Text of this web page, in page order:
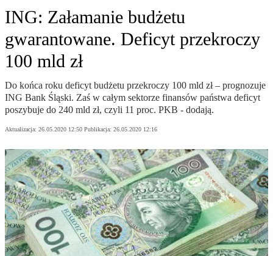
ING: Załamanie budżetu
gwarantowane. Deficyt przekroczy
100 mld zł
Do końca roku deficyt budżetu przekroczy 100 mld zł – prognozuje
ING Bank Śląski. Zaś w całym sektorze finansów państwa deficyt
poszybuje do 240 mld zł, czyli 11 proc. PKB - dodają.
Aktualizacja: 26.05.2020 12:50 Publikacja: 26.05.2020 12:16